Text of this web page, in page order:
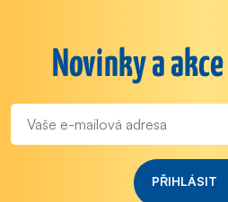
Novinky a
PŘIHLÁSIT